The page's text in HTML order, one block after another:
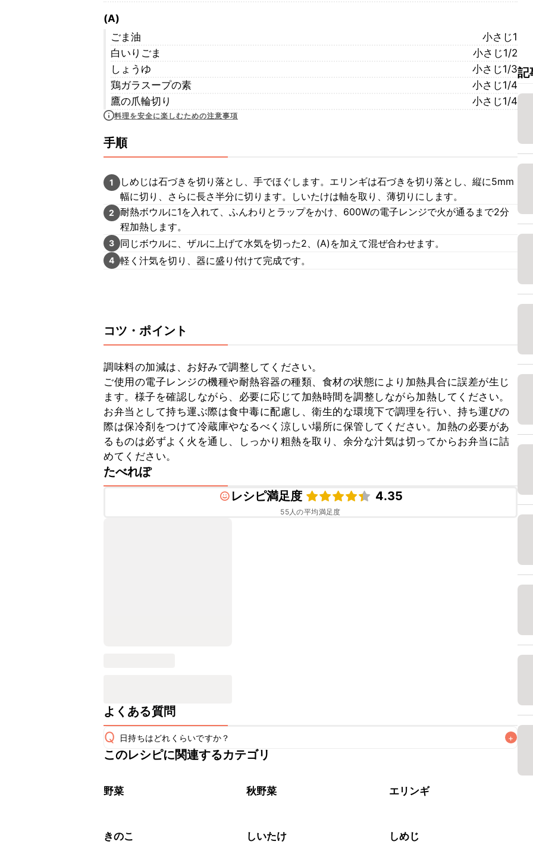
(A)
ごま油
小さじ1
白いりごま
小さじ1/2
しょうゆ
小さじ1/3
鶏ガラスープの素
小さじ1/4
鷹の爪輪切り
小さじ1/4
料理を安全に楽しむための注意事項
手順
1
しめじは石づきを切り落とし、手でほぐします。エリンギは石づきを切り落とし、縦に5mm
幅に切り、さらに長さ半分に切ります。しいたけは軸を取り、薄切りにします。
2
耐熱ボウルに1を入れて、ふんわりとラップをかけ、600Wの電子レンジで火が通るまで2分
程加熱します。
3 同じボウルに、ザルに上げて水気を切った2、(A)を加えて混ぜ合わせます。
4 軽く汁気を切り、器に盛り付けて完成です。
コツ・ポイント
調味料の加減は、お好みで調整してください。
ご使用の電子レンジの機種や耐熱容器の種類、食材の状態により加熱具合に誤差が生じ
ます。様子を確認しながら、必要に応じて加熱時間を調整しながら加熱してください。
お弁当として持ち運ぶ際は食中毒に配慮し、衛生的な環境下で調理を行い、持ち運びの
際は保冷剤をつけて冷蔵庫やなるべく涼しい場所に保管してください。加熱の必要があ
るものは必ずよく火を通し、しっかり粗熱を取り、余分な汁気は切ってからお弁当に詰
めてください。
たべれぽ
レシピ満足度
4.35
55人の平均満足度
よくある質問
Q 日持ちはどれくらいですか？ +
保存期間は冷蔵で翌日中が目安です。なるべくお早めにお召し上がりください。
※日持ちは目安です。
このレシピに関連するカテゴリ
野菜 秋野菜 エリンギ
きのこ しいたけ しめじ
記